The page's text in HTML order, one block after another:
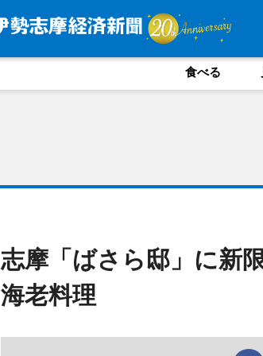
食べる
志摩「ばさら邸」に新
海老料理